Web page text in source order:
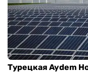
Турецкая Aydem